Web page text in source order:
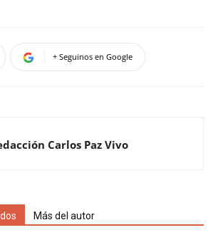
+ Seguinos en Google
Carlos Paz Vivo
Más del autor